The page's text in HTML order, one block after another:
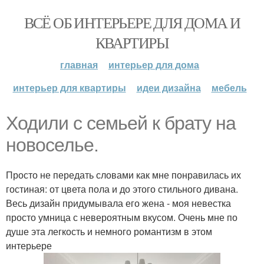
ВСЁ ОБ ИНТЕРЬЕРЕ ДЛЯ ДОМА И
КВАРТИРЫ
главная
интерьер для дома
интерьер для квартиры
идеи дизайна мебель
Ходили с семьей к брату на
новоселье.
Просто не передать словами как мне понравилась их
гостиная: от цвета пола и до этого стильного дивана.
Весь дизайн придумывала его жена - моя невестка
просто умница с невероятным вкусом. Очень мне по
душе эта легкость и немного романтизм в этом
интерьере